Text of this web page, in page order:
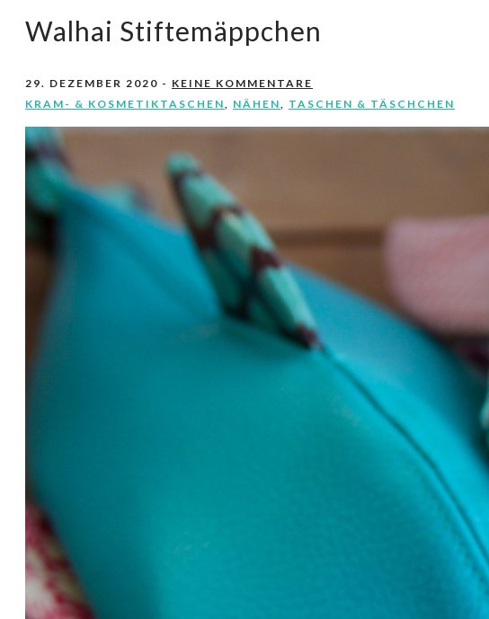
Walhai Stiftemäppchen
29. DEZEMBER 2020 - KEINE KOMMENTARE
KRAM- & KOSMETIKTASCHEN
NÄHEN TASCHEN & TÄSCHCHEN